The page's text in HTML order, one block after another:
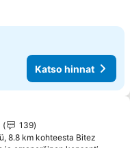
Katso hinnat
139
8.8 km kohteesta Bitez